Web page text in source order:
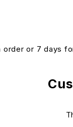
or 7 days